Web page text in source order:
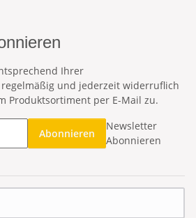
Ihrer
regelmäßig und jederzeit widerruflich
Produktsortiment per E-Mail zu.
Abonnieren
Newsletter
Abonnieren